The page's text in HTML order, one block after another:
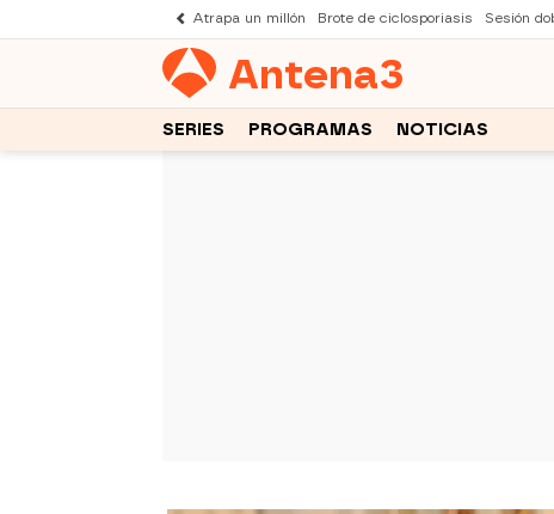
Atrapa un millón Brote de ciclosporiasis Sesión
Antena3
SERIES PROGRAMAS NOTICIAS